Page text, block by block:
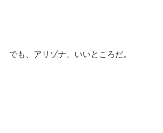
でも、アリゾナ、いいところだ。